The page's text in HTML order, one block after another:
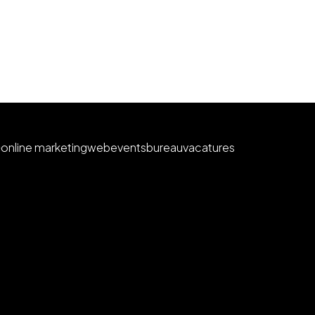
online marketingwebeventsbureauvacatures